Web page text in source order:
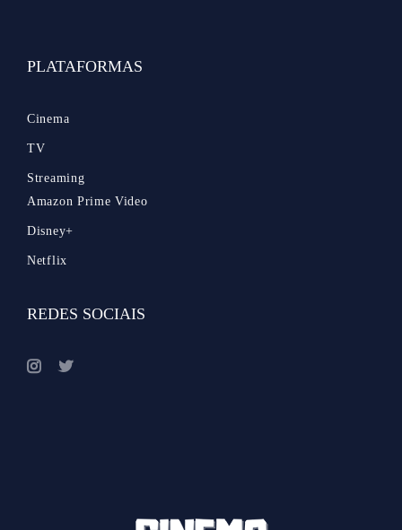
PLATAFORMAS
Cinema
TV
Streaming
Amazon Prime Video
Disney+
Netflix
REDES SOCIAIS